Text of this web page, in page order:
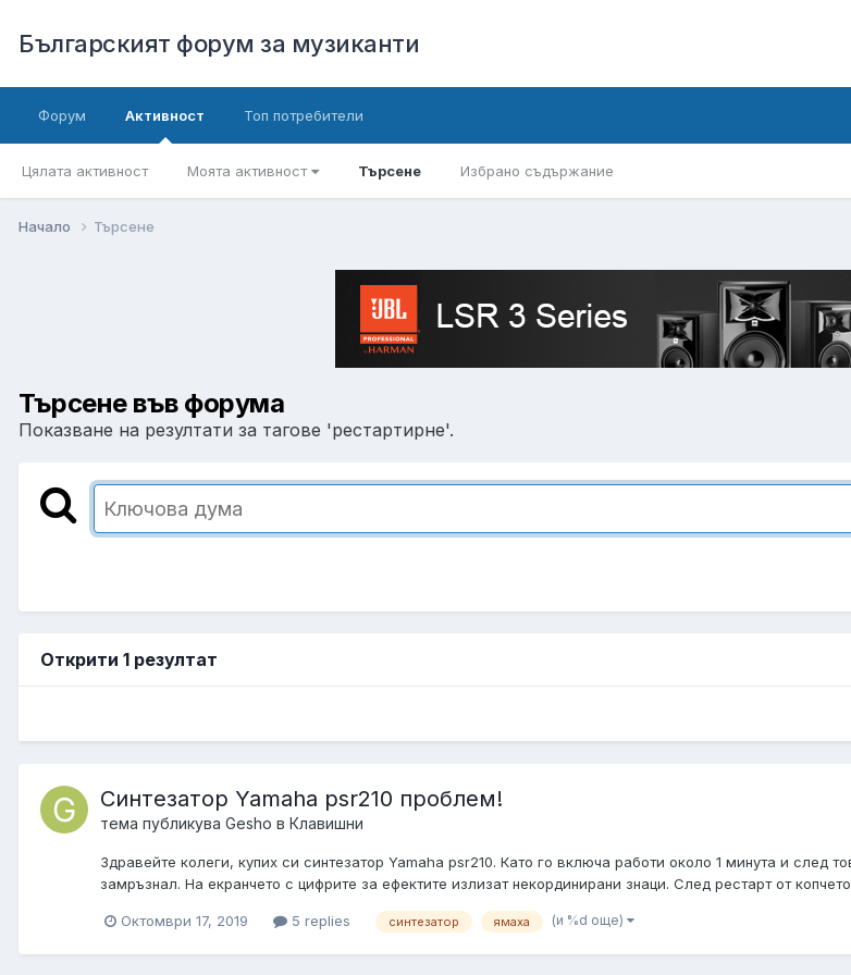
Българският форум за музиканти
Форум Активност
Цялата активност Моята активност Търсене Избрано съдържание
Топ потребители
Начало Търсене
Търсене във форума
Показване на резултати за тагове 'рестартирне'.
Открити 1 резултат
Синтезатор Yamaha psr210 проблем!
тема публикува Gesho в Клавишни
Здравейте колеги, купих си синтезатор Yamaha psr210. Като го включа работи около 1 минута и след
замръзнал. На екранчето с цифрите за ефектите излизат некординирани знаци. След рестарт от
Октомври 17, 2019 5 replies синтезатор ямаха (и %d още)